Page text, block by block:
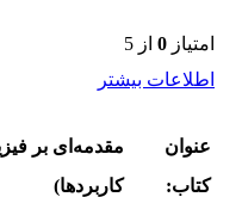
امتیاز 0 از 5
اطلاعات بیشتر
عنوان
کتاب:
مقدمه‌ای بر
کاربردها)